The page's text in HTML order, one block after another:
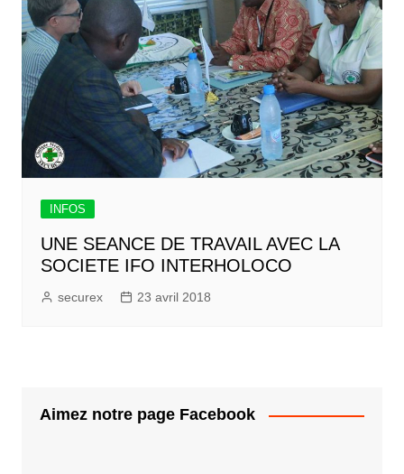
INFOS
UNE SEANCE DE TRAVAIL AVEC LA
SOCIETE IFO INTERHOLOCO
securex 23 avril 2018
Aimez notre page Facebook